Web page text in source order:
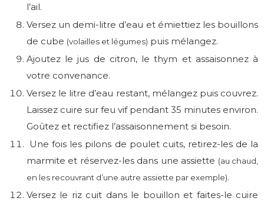
l’ail.
Versez un demi-litre d’eau et émiettiez les bouillons
de cube (volailles et légumes) puis mélangez.
Ajoutez le jus de citron, le thym et assaisonnez à
votre convenance.
Versez le litre d’eau restant, mélangez puis couvrez.
Laissez cuire sur feu vif pendant 35 minutes environ.
Goûtez et rectifiez l’assaisonnement si besoin.
Une fois les pilons de poulet cuits, retirez-les de la
marmite et réservez-les dans une assiette (au chaud,
en les recouvrant d’une autre assiette par exemple).
Versez le riz cuit dans le bouillon et faites-le cuire